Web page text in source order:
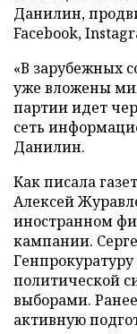
Данилин,
Facebook,
«В зарубежных
уже вложены
партии идет
сеть
Данилин.
Как писала
Алексей
иностранном
кампании.
политической
выборами.
активную